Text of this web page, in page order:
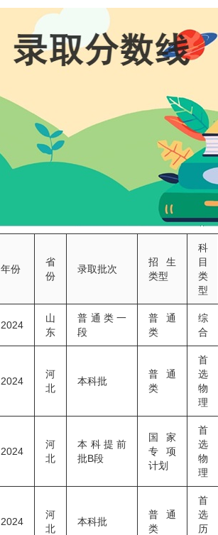
年份
省
份
录取批次
招生
类型
科
目
类
型
2024
山
东
普通类一
段
普通
类
综
合
2024
河
北
本科批
普通
类
首
选
物
理
2024
河
北
本科提前
批B段
国家
专项
计划
首
选
物
理
2024
河
北
本科批
普通
类
首
选
历